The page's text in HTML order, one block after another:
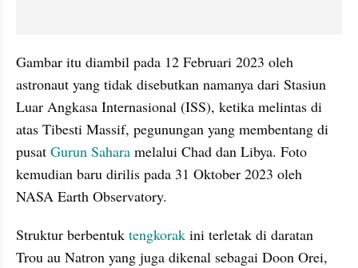
Gambar itu diambil pada 12 Februari 2023 oleh
astronaut yang tidak disebutkan namanya dari Stasiun
Luar Angkasa Internasional (ISS), ketika melintas di
atas Tibesti Massif, pegunungan yang membentang di
pusat Gurun Sahara melalui Chad dan Libya. Foto
kemudian baru dirilis pada 31 Oktober 2023 oleh
NASA Earth Observatory.
Struktur berbentuk tengkorak ini terletak di daratan
Trou au Natron yang juga dikenal sebagai Doon Orei,